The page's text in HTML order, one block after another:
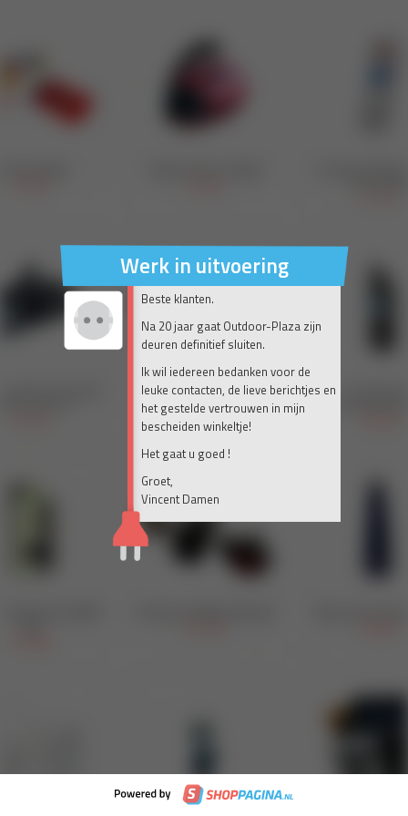
Werk in uitvoering
Beste klanten.
Na 20 jaar gaat Outdoor-Plaza zijn
deuren definitief sluiten.
Ik wil iedereen bedanken voor de
leuke contacten, de lieve berichtjes en
het gestelde vertrouwen in mijn
bescheiden winkeltje!
Het gaat u goed !
Groet,
Vincent Damen